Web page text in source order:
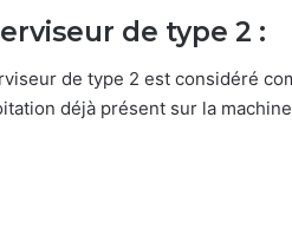
de type 2 :
de type 2 est considéré
déjà présent sur la